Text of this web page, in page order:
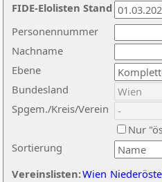
Nachname
Ebene
Sortierung
Personennummer
Bundesland
Spgem./Kreis/Verein
Nur
Vereinslisten:Wien
FIDE-Elolisten Stand